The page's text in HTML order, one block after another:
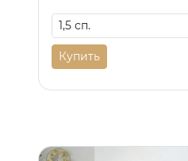
Купить